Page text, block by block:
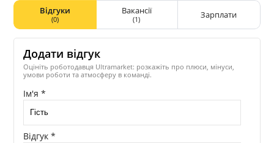
Відгуки
(0)
Вакансії
(1) Зарплати
Додати відгук
Оцініть роботодавця Ultramarket: розкажіть про плюси, мінуси,
умови роботи та атмосферу в команді.
Ім'я *
Відгук *